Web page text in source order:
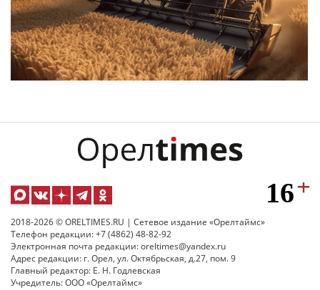
2018-2026 © ORELTIMES.RU | Сетевое издание «Орелтаймс»
Телефон редакции: +7 (4862) 48-82-92
Электронная почта редакции: oreltimes@yandex.ru
Адрес редакции: г. Орел, ул. Октябрьская, д.27, пом. 9
Главный редактор: Е. Н. Годлевская
Учредитель: ООО «Орелтаймс»